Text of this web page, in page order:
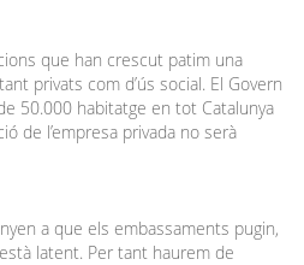
que han crescut patim una
privats com d’ús social. El Govern
50.000 habitatge en tot Catalunya
de l’empresa privada no serà
a que els embassaments pugin,
latent. Per tant haurem de